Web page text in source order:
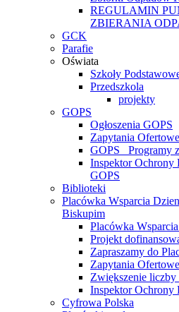
REGULAMIN
ZBIERANIA
GCK
Parafie
Oświata
Szkoły
Przedszkola
projekty
GOPS
Ogłoszenia GOPS
Zapytania
GOPS_ Programy
Inspektor Ochrony
GOPS
Biblioteki
Placówka Wsparcia
Biskupim
Placówka
Projekt
Zapraszamy do
Zapytania
Zwiększenie
Inspektor Ochrony
Cyfrowa Polska